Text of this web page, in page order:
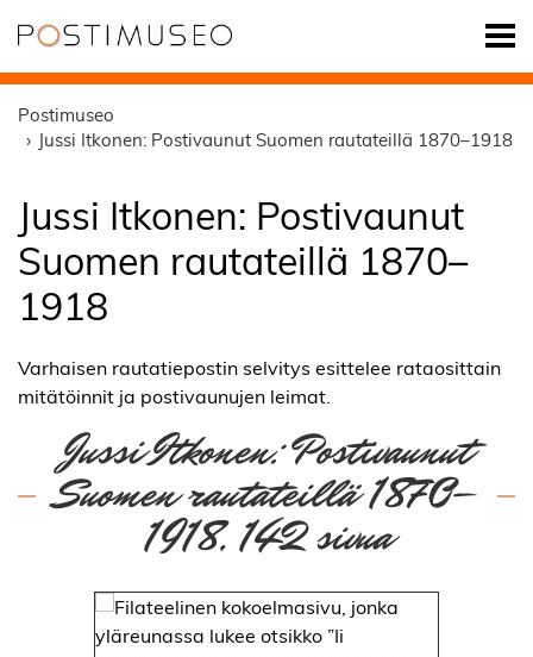
Postimuseo
Jussi Itkonen: Postivaunut Suomen rautateillä 1870–1918
Jussi Itkonen: Postivaunut
Suomen rautateillä 1870–
1918
Varhaisen rautatiepostin selvitys esittelee rataosittain
mitätöinnit ja postivaunujen leimat.
Jussi Itkonen: Postivaunut
Suomen rautateillä 1870–
1918, 142 sivua